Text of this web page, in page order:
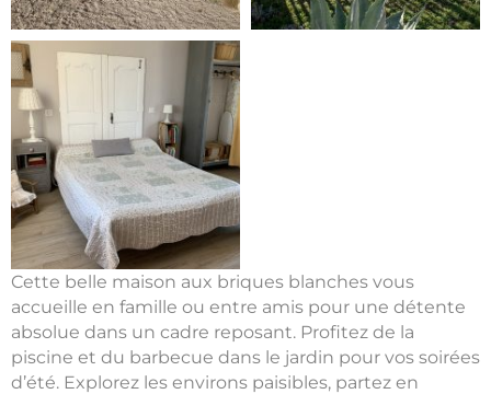
Cette belle maison aux briques blanches vous
accueille en famille ou entre amis pour une détente
absolue dans un cadre reposant. Profitez de la
piscine et du barbecue dans le jardin pour vos soirées
d’été. Explorez les environs paisibles, partez en